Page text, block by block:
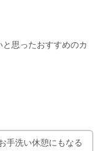
思ったおすすめのカ
手洗い休憩にもなる